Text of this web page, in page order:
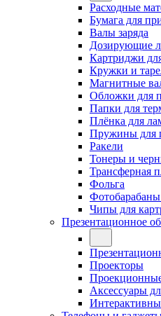
Расходные
Бумага для
Валы заряда
Дозирующие
Картриджи
Кружки и
Магнитные
Обложки для
Папки для
Плёнка для
Пружины для
Ракели
Тонеры и
Трансферная
Фольга
Чипы для
Презентационное
Проекторы
Аксессуары